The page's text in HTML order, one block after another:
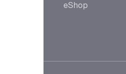
eShop